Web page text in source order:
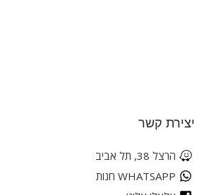
יצירת קשר
הרצל 38, תל אביב
WHATSAPP חנות